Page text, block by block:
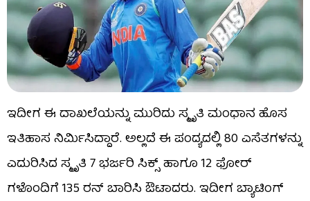
ಇದೀಗ ಈ ದಾಖಲೆಯನ್ನು ಮುರಿದು ಸ್ಮೃತಿ ಮಂಧಾನ ಹೊಸ
ಇತಿಹಾಸ ನಿರ್ಮಿಸಿದ್ದಾರೆ. ಅಲ್ಲದೆ ಈ ಪಂದ್ಯದಲ್ಲಿ 80 ಎಸೆತಗಳನ್ನು
ಎದುರಿಸಿದ ಸ್ಮೃತಿ 7 ಭರ್ಜರಿ ಸಿಕ್ಸ್ ಹಾಗೂ 12 ಫೋರ್​​
ಗಳೊಂದಿಗೆ 135 ರನ್ ಬಾರಿಸಿ ಔಟಾದರು. ಇದೀಗ ಬ್ಯಾಟಿಂಗ್